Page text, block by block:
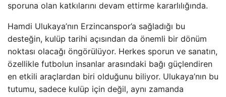
sporuna olan katkılarını devam ettirme kararlılığında.
Hamdi Ulukaya’nın Erzincanspor’a sağladığı bu
desteğin, kulüp tarihi açısından da önemli bir dönüm
noktası olacağı öngörülüyor. Herkes sporun ve sanatın,
özellikle futbolun insanlar arasındaki bağı güçlendiren
en etkili araçlardan biri olduğunu biliyor. Ulukaya’nın bu
tutumu, sadece kulüp için değil, aynı zamanda